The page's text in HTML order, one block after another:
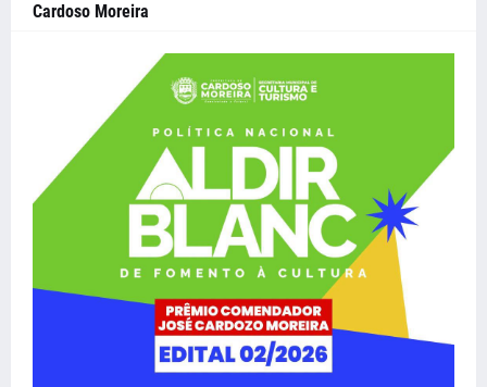
Cardoso Moreira